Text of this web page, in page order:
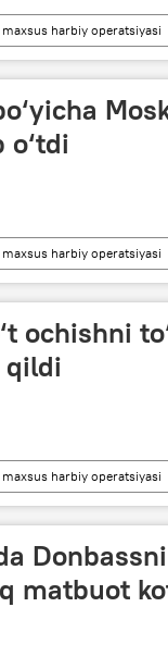
harbiy operatsiyasi
respublikasi (DXR)
harbiy operatsiyasi
Dunyoda
ochishni
qildi
harbiy operatsiyasi
Kreml Rossiya
matbuot